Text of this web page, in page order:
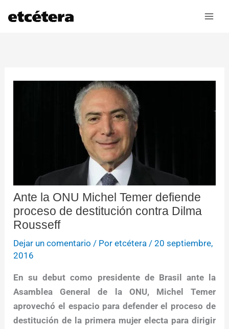
Ante la ONU Michel Temer defiende
proceso de destitución contra Dilma
Rousseff
Dejar un comentario / Poretcétera /20 septiembre,
2016
En su debut como presidente de Brasil ante la
Asamblea General de la ONU, Michel Temer
aprovechó el espacio para defender el proceso de
destitución de la primera mujer electa para dirigir